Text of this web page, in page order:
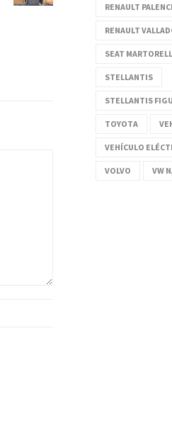
RENAULT
RENAULT
SEAT MARTORELL
STELLANTIS
STELLANTIS
TOYOTA
VEHÍCULO
VOLVO VW